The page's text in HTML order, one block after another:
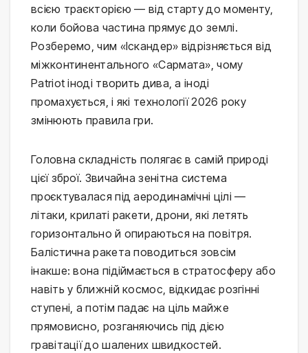
всією траєкторією — від старту до моменту,
коли бойова частина прямує до землі.
Розберемо, чим «Іскандер» відрізняється від
міжконтинентального «Сармата», чому
Patriot іноді творить дива, а іноді
промахується, і які технології 2026 року
змінюють правила гри.
Головна складність полягає в самій природі
цієї зброї. Звичайна зенітна система
проєктувалася під аеродинамічні цілі —
літаки, крилаті ракети, дрони, які летять
горизонтально й опираються на повітря.
Балістична ракета поводиться зовсім
інакше: вона підіймається в стратосферу або
навіть у ближній космос, відкидає розгінні
ступені, а потім падає на ціль майже
прямовисно, розганяючись під дією
гравітації до шалених швидкостей.